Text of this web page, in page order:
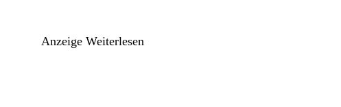
Anzeige Weiterlesen